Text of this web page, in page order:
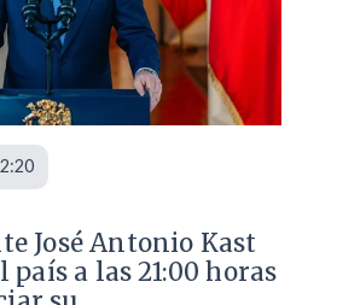
José Antonio Kast
país a las 21:00 horas